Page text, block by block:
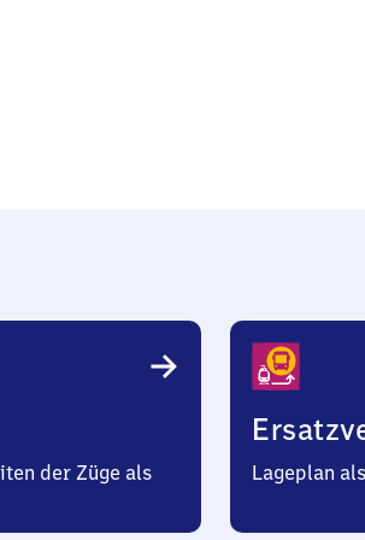
der Züge als
Lageplan